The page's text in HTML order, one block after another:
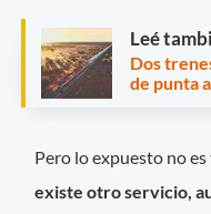
Leé
Dos
de punta
Pero lo expuesto no
existe otro servicio,